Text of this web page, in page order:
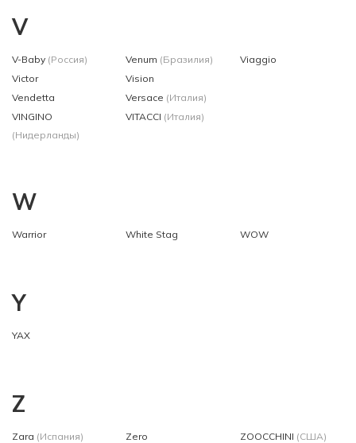
V
V-Baby (Россия)
Victor
Vendetta
VINGINO
(Нидерланды)
Venum (Бразилия)
Vision
Versace (Италия)
VITACCI (Италия)
Viaggio
W
Warrior White Stag WOW
Y
YAX
Z
Zara (Испания)
Zero
ZOOCCHINI (США)